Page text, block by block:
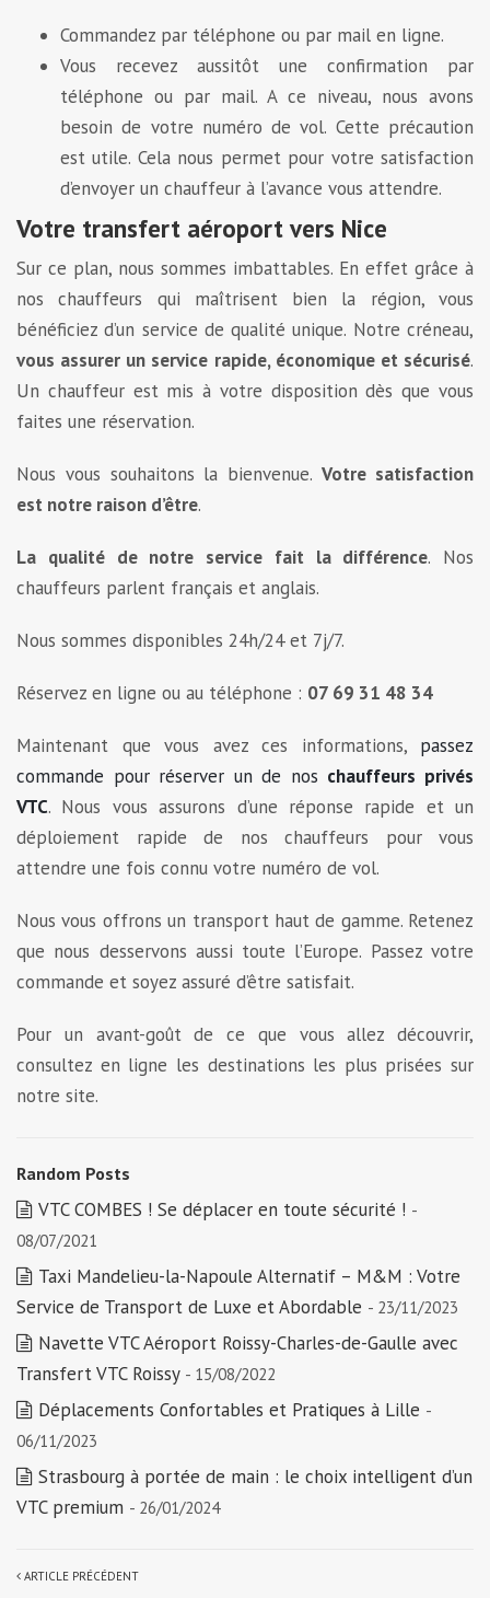
Commandez par téléphone ou par mail en ligne.
Vous recevez aussitôt une confirmation par
téléphone ou par mail. A ce niveau, nous avons
besoin de votre numéro de vol. Cette précaution
est utile. Cela nous permet pour votre satisfaction
d’envoyer un chauffeur à l’avance vous attendre.
Votre transfert aéroport vers Nice
Sur ce plan, nous sommes imbattables. En effet grâce à
nos chauffeurs qui maîtrisent bien la région, vous
bénéficiez d’un service de qualité unique. Notre créneau,
vous assurer un service rapide, économique et sécurisé.
Un chauffeur est mis à votre disposition dès que vous
faites une réservation.
Nous vous souhaitons la bienvenue.Votre satisfaction
est notre raison d’être.
La qualité de notre service fait la différence. Nos
chauffeurs parlent français et anglais.
Nous sommes disponibles 24h/24 et 7j/7.
Réservez en ligne ou au téléphone : 07 69 31 48 34
Maintenant que vous avez ces informations, passez
commande pour réserver un de nos chauffeurs privés
VTC. Nous vous assurons d’une réponse rapide et un
déploiement rapide de nos chauffeurs pour vous
attendre une fois connu votre numéro de vol.
Nous vous offrons un transport haut de gamme. Retenez
que nous desservons aussi toute l’Europe. Passez votre
commande et soyez assuré d’être satisfait.
Pour un avant-goût de ce que vous allez découvrir,
consultez en ligne les destinations les plus prisées sur
notre site.
Random Posts
VTC COMBES ! Se déplacer en toute sécurité ! -
08/07/2021
Taxi Mandelieu-la-Napoule Alternatif – M&M : Votre
Service de Transport de Luxe et Abordable - 23/11/2023
Navette VTC Aéroport Roissy-Charles-de-Gaulle avec
Transfert VTC Roissy - 15/08/2022
Déplacements Confortables et Pratiques à Lille -
06/11/2023
Strasbourg à portée de main : le choix intelligent d’un
VTC premium - 26/01/2024
ARTICLE PRÉCÉDENT